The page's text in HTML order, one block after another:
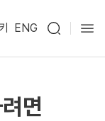
ENG
면